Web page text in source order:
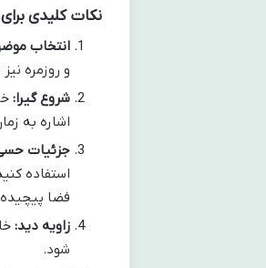
نکات کلیدی
انتخاب
و روزمره
شروع گیرا:
اشاره به
جزئیات
استفاده
فضا
زاویه دید:
شود.